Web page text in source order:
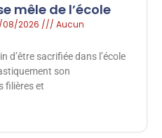
mêle de l’école
2026
Aucun
d’être sacrifiée dans l’école
son
filières et